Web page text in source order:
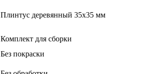
Плинтус деревянный 35х35 мм
Комплект для сборки
Без покраски